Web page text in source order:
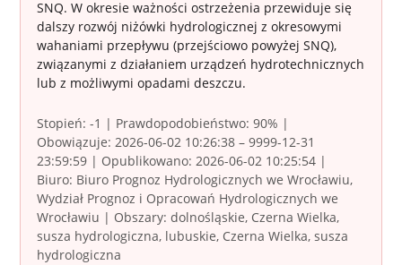
SNQ. W okresie ważności ostrzeżenia przewiduje się
dalszy rozwój niżówki hydrologicznej z okresowymi
wahaniami przepływu (przejściowo powyżej SNQ),
związanymi z działaniem urządzeń hydrotechnicznych
lub z możliwymi opadami deszczu.
Stopień: -1 | Prawdopodobieństwo: 90% |
Obowiązuje: 2026-06-02 10:26:38 – 9999-12-31
23:59:59 | Opublikowano: 2026-06-02 10:25:54 |
Biuro: Biuro Prognoz Hydrologicznych we Wrocławiu,
Wydział Prognoz i Opracowań Hydrologicznych we
Wrocławiu | Obszary: dolnośląskie, Czerna Wielka,
susza hydrologiczna, lubuskie, Czerna Wielka, susza
hydrologiczna